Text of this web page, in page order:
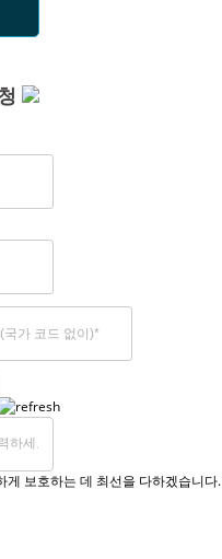
게 보호하는 데 최선을 다하겠습니다.